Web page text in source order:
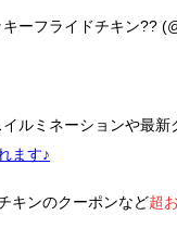
ーフライドチキン??
ルミネーションや最
ます♪
キンのクーポンなど超